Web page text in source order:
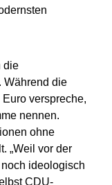
die
Während die
verspreche,
nennen.
ohne
„Weil vor der
ideologisch
CDU-